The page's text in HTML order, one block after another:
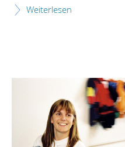
Weiterlesen